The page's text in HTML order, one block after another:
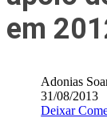
em
Adonias
31/08/2013
Deixar